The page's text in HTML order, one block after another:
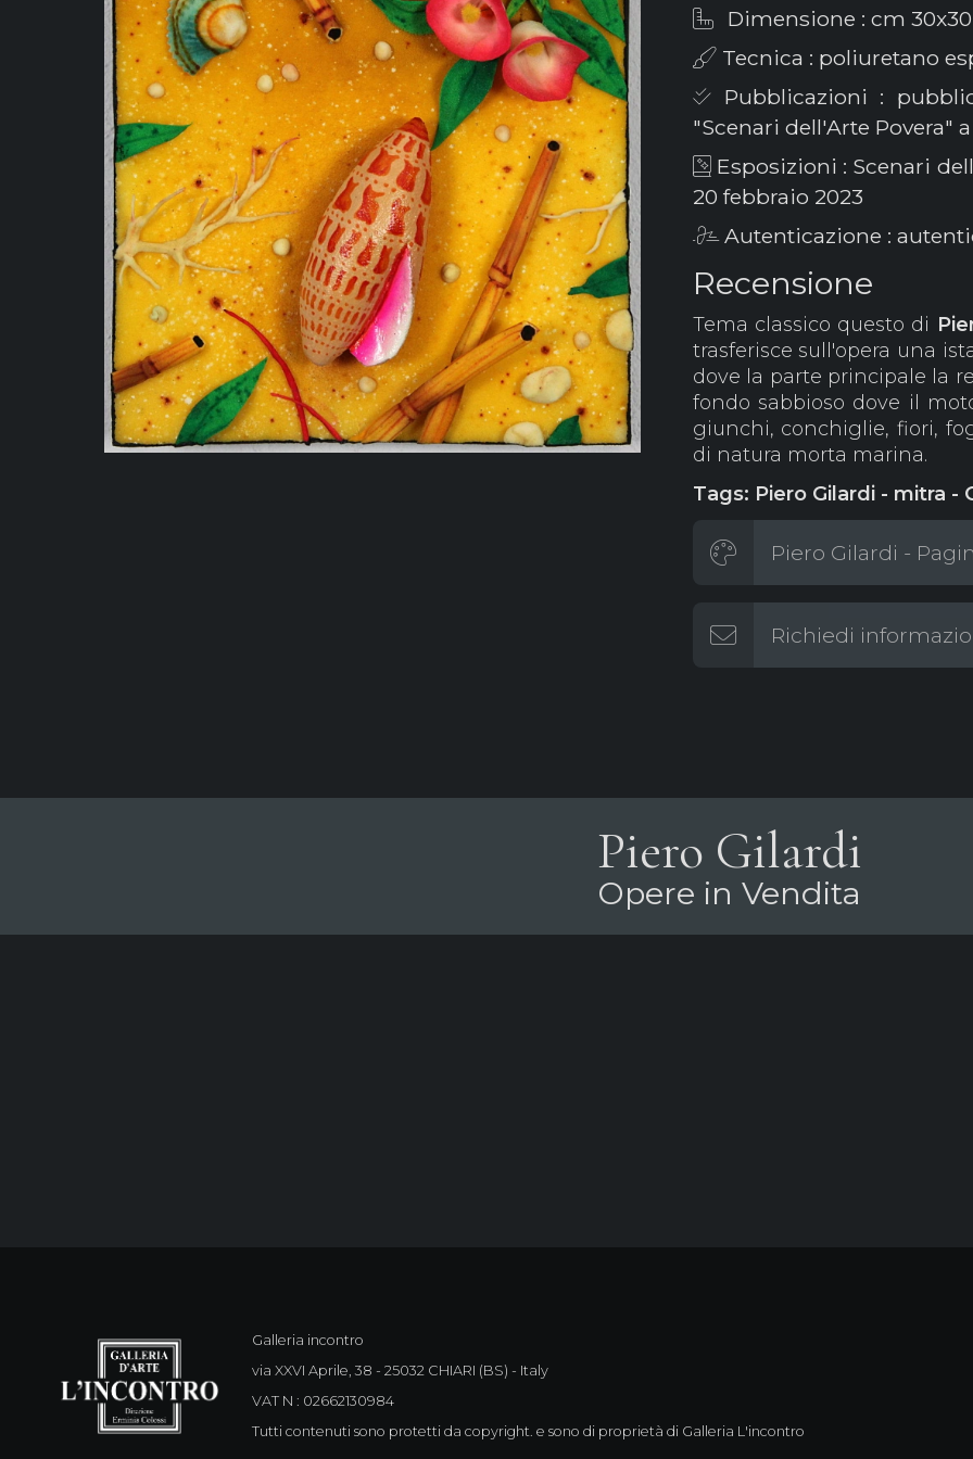
Dimensione : cm 30x30
Tecnica : poliuretano
Pubblicazioni :
"Scenari dell'Arte Povera"
Esposizioni : Scenari
20 febbraio 2023
Autenticazione :
Recensione
Tema classico questo di
trasferisce sull'opera una
dove la parte principale la
fondo sabbioso dove il
giunchi, conchiglie, fiori,
di natura morta marina.
Tags: Piero Gilardi - mitra -
Piero Gilardi -
Richiedi
Piero Gilardi
Opere in Vendita
Galleria incontro
via XXVI Aprile, 38 - 25032 CHIARI (BS) - Italy
VAT N : 02662130984
Tutti contenuti sono protetti da copyright. e sono di proprietà di Galleria L'incontro